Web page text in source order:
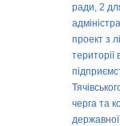
ради, 2
проект з
території
черга та